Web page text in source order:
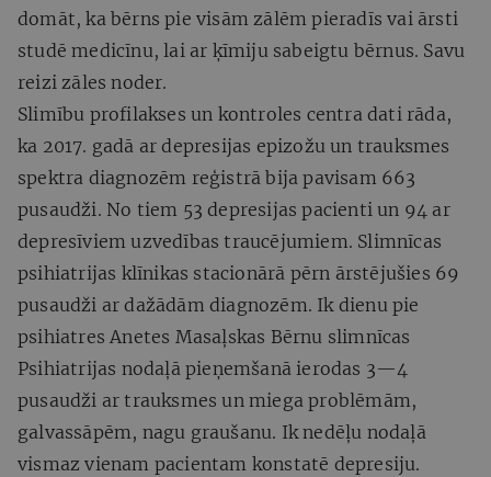
domāt, ka bērns pie visām zālēm pieradīs vai ārsti
studē medicīnu, lai ar ķīmiju sabeigtu bērnus. Savu
reizi zāles noder.
Slimību profilakses un kontroles centra dati rāda,
ka 2017. gadā ar depresijas epizožu un trauksmes
spektra diagnozēm reģistrā bija pavisam 663
pusaudži. No tiem 53 depresijas pacienti un 94 ar
depresīviem uzvedības traucējumiem. Slimnīcas
psihiatrijas klīnikas stacionārā pērn ārstējušies 69
pusaudži ar dažādām diagnozēm. Ik dienu pie
psihiatres Anetes Masaļskas Bērnu slimnīcas
Psihiatrijas nodaļā pieņemšanā ierodas 3—4
pusaudži ar trauksmes un miega problēmām,
galvassāpēm, nagu graušanu. Ik nedēļu nodaļā
vismaz vienam pacientam konstatē depresiju.